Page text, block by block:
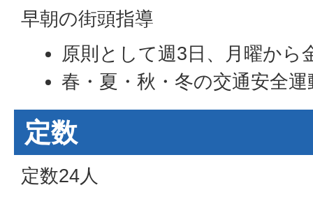
早朝の街頭指導
原則として週3日、月曜から
春・夏・秋・冬の交通安全
定数
定数24人